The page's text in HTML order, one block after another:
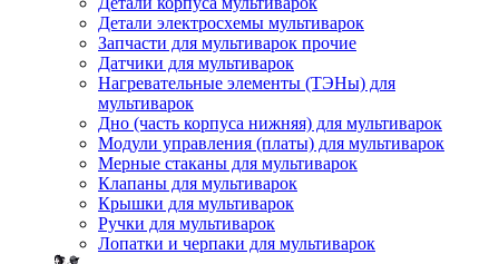
Детали электросхемы мультиварок
Запчасти для мультиварок прочие
Датчики для мультиварок
Нагревательные элементы (ТЭНы) для
мультиварок
Дно (часть корпуса нижняя) для мультиварок
Модули управления (платы) для мультиварок
Мерные стаканы для мультиварок
Клапаны для мультиварок
Крышки для мультиварок
Ручки для мультиварок
Лопатки и черпаки для мультиварок